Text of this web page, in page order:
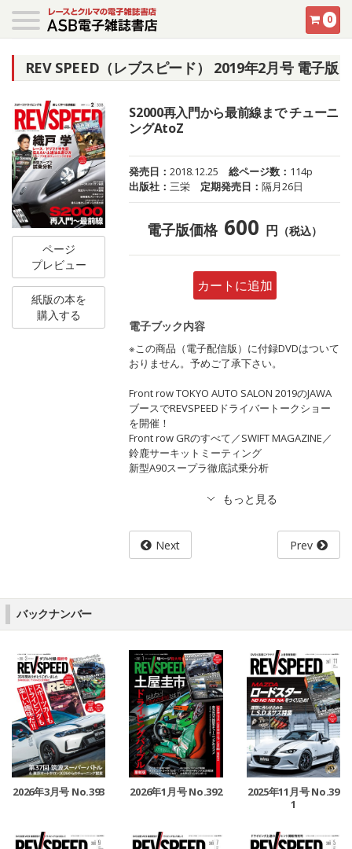
0
REV SPEED（レブスピード） 2019年2月号 電子版
ページ
プレビュー
紙版の本を
購入する
S2000再入門から最前線まで チューニ
ングAtoZ
発売日：2018.12.25 総ページ数： 114p
出版社：三栄 定期発売日：隔月26日
電子版価格 600 円 （税込）
カートに追加
電子ブック内容
※この商品（電子配信版）に付録DVDはついて
おりません。予めご了承下さい。
Front row TOKYO AUTO SALON 2019のJAWA
ブースでREVSPEEDドライバートークショー
を開催！
Front row GRのすべて／SWIFT MAGAZINE／
鈴鹿サーキットミーティング
新型A90スープラ徹底試乗分析
Next Prev
バックナンバー
2026年3月号 No.393 2026年1月号 No.392
2025年11月号 No.39
1